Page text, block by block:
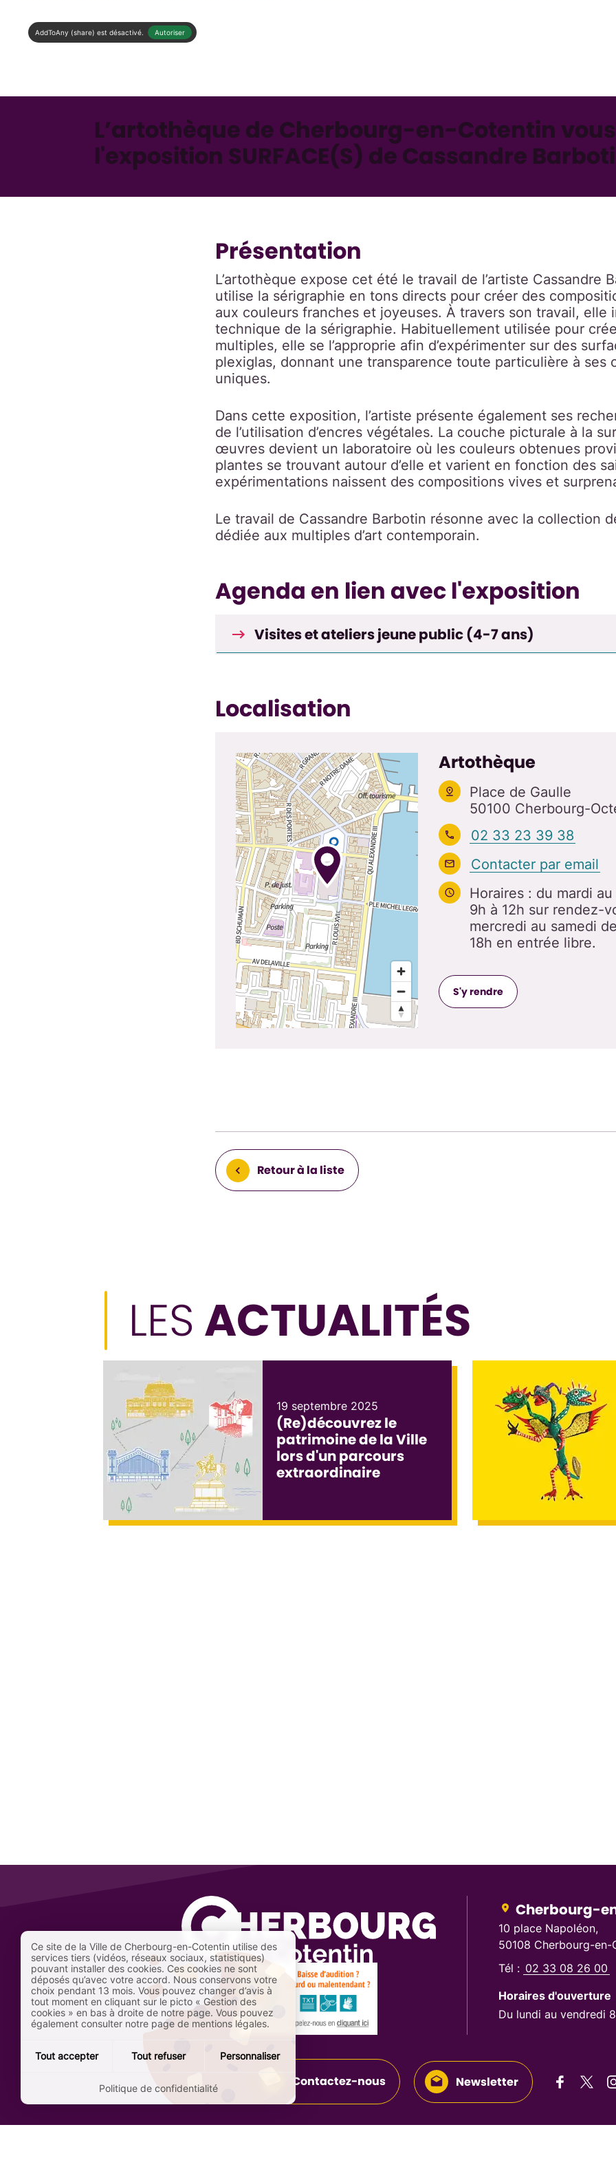
AddToAny (share) est désactivé. Autoriser
L’artothèque de Cherbourg-en-Cotentin
l'exposition SURFACE(S) de Cassandre
Présentation
L’artothèque expose cet été le travail de l’artiste Cassandre
utilise la sérigraphie en tons directs pour créer des
aux couleurs franches et joyeuses. À travers son travail, elle
technique de la sérigraphie. Habituellement utilisée pour
multiples, elle se l’approprie afin d’expérimenter sur des
plexiglas, donnant une transparence toute particulière à ses
uniques.
Dans cette exposition, l’artiste présente également ses
de l’utilisation d’encres végétales. La couche picturale à la
œuvres devient un laboratoire où les couleurs obtenues
plantes se trouvant autour d’elle et varient en fonction des
expérimentations naissent des compositions vives et
Le travail de Cassandre Barbotin résonne avec la collection
dédiée aux multiples d’art contemporain.
Agenda en lien avec l'exposition
Visites et ateliers jeune public (4-7 ans)
Localisation
Artothèque
Place de Gaulle
50100 Cherbourg-
02 33 23 39 38
Contacter par email
Horaires : du mardi
9h à 12h sur rendez-
mercredi au samedi
18h en entrée libre.
S'y rendre
Retour à la liste
LES ACTUALITÉS
(Re)découvrez le
patrimoine de la Ville
lors d'un parcours
extraordinaire
19 septembre 2025
Cherbourg-
10 place Napoléon,
50108 Cherbourg-
Tél : 02 33 08 26 00
Horaires d'ouverture
Du lundi au vendredi
Contactez-nous Newsletter Suivez-
Suivez-
Ce site de la Ville de Cherbourg-en-Cotentin utilise des
services tiers (vidéos, réseaux sociaux, statistiques)
pouvant installer des cookies. Ces cookies ne sont
déposés qu’avec votre accord. Nous conservons votre
choix pendant 13 mois. Vous pouvez changer d’avis à
tout moment en cliquant sur le picto « Gestion des
cookies » en bas à droite de notre page. Vous pouvez
également consulter notre page de mentions légales.
Tout accepter Tout refuser Personnaliser
Politique de confidentialité